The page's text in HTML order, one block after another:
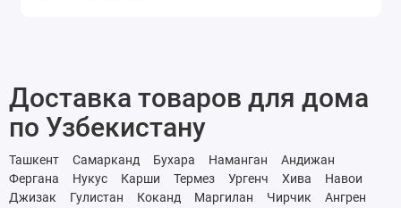
Доставка товаров для дома
по Узбекистану
Ташкент Самарканд Бухара Наманган
Андижан
Фергана
Нукус Карши Термез Ургенч Хива
Навои
Джизак
Гулистан Коканд Маргилан Чирчик
Ангрен